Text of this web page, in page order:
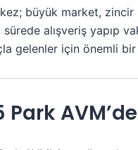
büyük market,
sürede alışveriş yapıp
gelenler için önemli
Park